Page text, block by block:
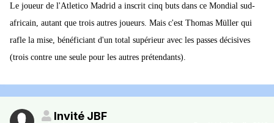
Le joueur de l'Atletico Madrid a inscrit cinq buts dans ce Mondial sud-
africain, autant que trois autres joueurs. Mais c'est Thomas Müller qui
rafle la mise, bénéficiant d'un total supérieur avec les passes décisives
(trois contre une seule pour les autres prétendants).
Invité JBF